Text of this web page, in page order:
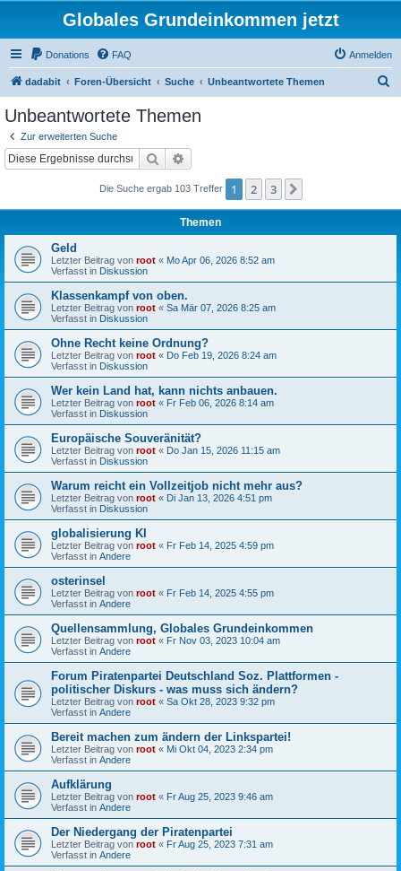
Globales Grundeinkommen jetzt
Donations FAQ Anmelden
dadabit Foren-Übersicht Suche Unbeantwortete Themen
Unbeantwortete Themen
Zur erweiterten Suche
Suche
Die Suche ergab 103 Treffer 1 2 3
Themen
Geld
Letzter Beitrag von root « Mo Apr 06, 2026 8:52 am
Verfasst in Diskussion
Klassenkampf von oben.
Letzter Beitrag von root « Sa Mär 07, 2026 8:25 am
Verfasst in Diskussion
Ohne Recht keine Ordnung?
Letzter Beitrag von root « Do Feb 19, 2026 8:24 am
Verfasst in Diskussion
Wer kein Land hat, kann nichts anbauen.
Letzter Beitrag von root « Fr Feb 06, 2026 8:14 am
Verfasst in Diskussion
Europäische Souveränität?
Letzter Beitrag von root « Do Jan 15, 2026 11:15 am
Verfasst in Diskussion
Warum reicht ein Vollzeitjob nicht mehr aus?
Letzter Beitrag von root « Di Jan 13, 2026 4:51 pm
Verfasst in Diskussion
globalisierung KI
Letzter Beitrag von root « Fr Feb 14, 2025 4:59 pm
Verfasst in Andere
osterinsel
Letzter Beitrag von root « Fr Feb 14, 2025 4:55 pm
Verfasst in Andere
Quellensammlung, Globales Grundeinkommen
Letzter Beitrag von root « Fr Nov 03, 2023 10:04 am
Verfasst in Andere
Forum Piratenpartei Deutschland Soz. Plattformen -
politischer Diskurs - was muss sich ändern?
Letzter Beitrag von root « Sa Okt 28, 2023 9:32 pm
Verfasst in Andere
Bereit machen zum ändern der Linkspartei!
Letzter Beitrag von root « Mi Okt 04, 2023 2:34 pm
Verfasst in Andere
Aufklärung
Letzter Beitrag von root « Fr Aug 25, 2023 9:46 am
Verfasst in Andere
Der Niedergang der Piratenpartei
Letzter Beitrag von root « Fr Aug 25, 2023 7:31 am
Verfasst in Andere